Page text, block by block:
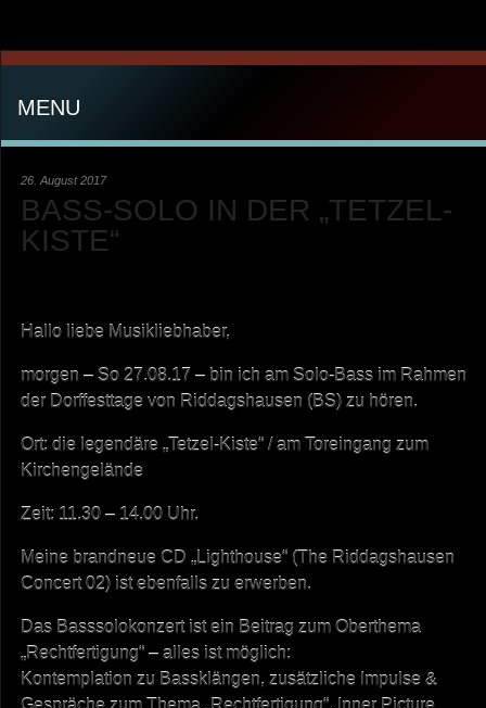
MENU
26. August 2017
BASS-SOLO IN DER „TETZEL-
KISTE“
Hallo liebe Musikliebhaber,
morgen – So 27.08.17 – bin ich am Solo-Bass im Rahmen
der Dorffesttage von Riddagshausen (BS) zu hören.
Ort: die legendäre „Tetzel-Kiste“ / am Toreingang zum
Kirchengelände
Zeit: 11.30 – 14.00 Uhr.
Meine brandneue CD „Lighthouse“ (The Riddagshausen
Concert 02) ist ebenfalls zu erwerben.
Das Basssolokonzert ist ein Beitrag zum Oberthema
„Rechtfertigung“ – alles ist möglich:
Kontemplation zu Bassklängen, zusätzliche Impulse &